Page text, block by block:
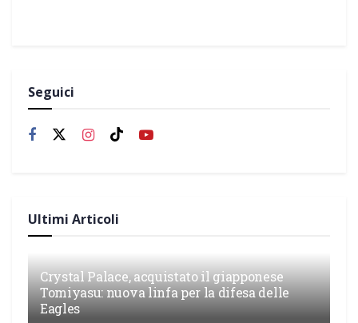
Seguici
Ultimi Articoli
Crystal Palace, acquistato il giapponese
Tomiyasu: nuova linfa per la difesa delle
Eagles